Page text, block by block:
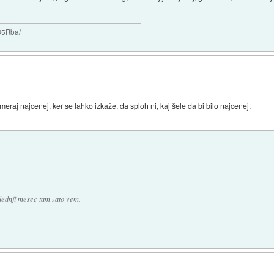
najcenej, ker se lahko izkaže, da sploh ni, kaj šele da bi bilo najcenej.
mesec tam zato vem.